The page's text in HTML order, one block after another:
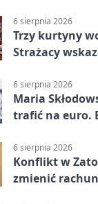
6 sierpnia 2026
Trzy kurtyny
Strażacy
6 sierpnia 2026
Maria
trafić na euro.
6 sierpnia 2026
Konflikt w
zmienić